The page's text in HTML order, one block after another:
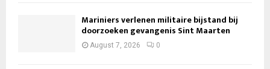
Mariniers verlenen militaire bijstand bij
doorzoeken gevangenis Sint Maarten
August 7, 2026 0